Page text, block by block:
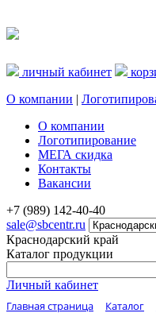
личный кабинет
О компании |
О компании
Логотипирование
МЕГА скидка
Контакты
Вакансии
+7 (989) 142-40-40
sale@sbcentr.ru
Краснодарский край
Каталог продукции
Личный кабинет
Главная страница Каталог